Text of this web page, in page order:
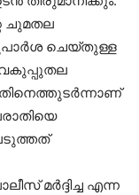
ചുമതല
ശുപാർശ ചെയ്തുള്ള
വകുപ്പുതല
മർദ്ദിച്ച എന്ന